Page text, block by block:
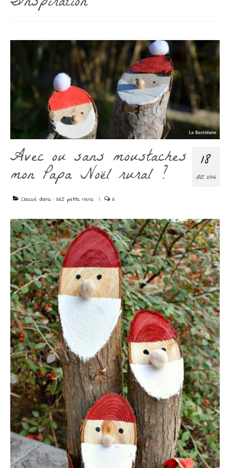
La Bastidane
Archives
Découvrir
Contact
18
DÉC 2016
Avec ou sans moustaches
mon Papa Noël rural ?
Classé dans : 365 petits riens | 6